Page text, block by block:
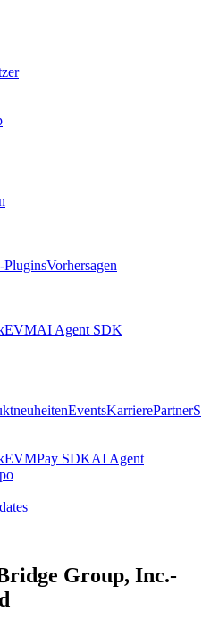
PluginsVorhersagen
AI Agent SDK
EventsKarrierePartnerS
Pay SDKAI Agent
Group, Inc.-